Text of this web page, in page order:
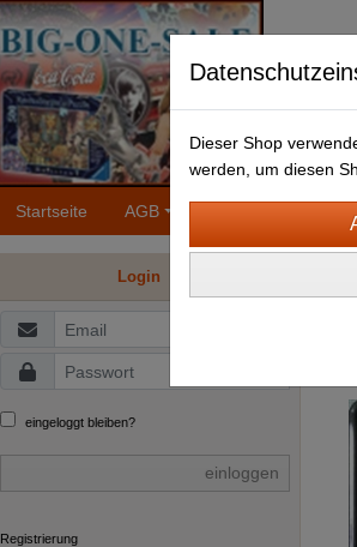
Startseite AGB
Login
eingeloggt bleiben?
einloggen
Registrierung
Dieser Shop
werden, um diesen